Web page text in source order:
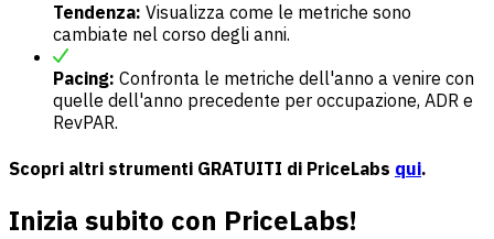
Tendenza: Visualizza come le metriche sono
cambiate nel corso degli anni.
Pacing: Confronta le metriche dell'anno a venire con
quelle dell'anno precedente per occupazione, ADR e
RevPAR.
Scopri altri strumenti GRATUITI di PriceLabs qui.
Inizia subito con PriceLabs!